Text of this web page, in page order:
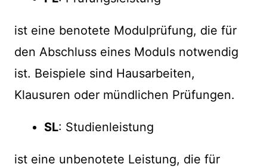
ist eine benotete Modulprüfung, die für
den Abschluss eines Moduls notwendig
ist. Beispiele sind Hausarbeiten,
Klausuren oder mündlichen Prüfungen.
SL: Studienleistung
ist eine unbenotete Leistung, die für